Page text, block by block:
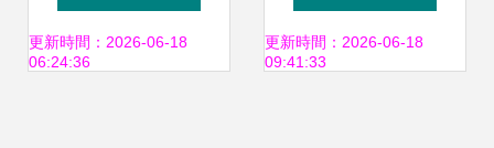
借服務詳解
更新時間：2026-06-18
06:24:36
植租擺一站式服務
更新時間：2026-06-18
09:41:33